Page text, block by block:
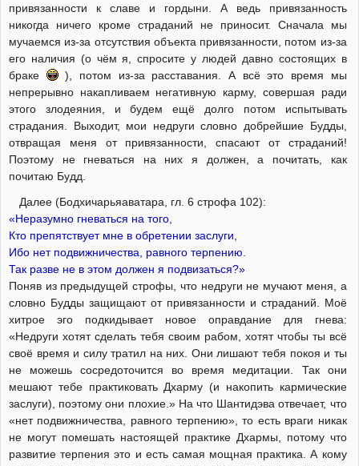
привязанности к славе и гордыни. А ведь привязанность
никогда ничего кроме страданий не приносит. Сначала мы
мучаемся из-за отсутствия объекта привязанности, потом из-за
его наличия (о чём я, спросите у людей давно состоящих в
браке
), потом из-за расставания. А всё это время мы
непрерывно накапливаем негативную карму, совершая ради
этого злодеяния, и будем ещё долго потом испытывать
страдания. Выходит, мои недруги словно добрейшие Будды,
отвращая меня от привязанности, спасают от страданий!
Поэтому не гневаться на них я должен, а почитать, как
почитаю Будд.
Далее (Бодхичарьяаватара, гл. 6 строфа 102):
«Неразумно гневаться на того,
Кто препятствует мне в обретении заслуги,
Ибо нет подвижничества, равного терпению.
Так разве не в этом должен я подвизаться?»
Поняв из предыдущей строфы, что недруги не мучают меня, а
словно Будды защищают от привязанности и страданий. Моё
хитрое эго подкидывает новое оправдание для гнева:
«Недруги хотят сделать тебя своим рабом, хотят чтобы ты всё
своё время и силу тратил на них. Они лишают тебя покоя и ты
не можешь сосредоточится во время медитации. Так они
мешают тебе практиковать Дхарму (и накопить кармические
заслуги), поэтому они плохие.» На что Шантидэва отвечает, что
«нет подвижничества, равного терпению», то есть враги никак
не могут помешать настоящей практике Дхармы, потому что
развитие терпения это и есть самая мощная практика. А кому